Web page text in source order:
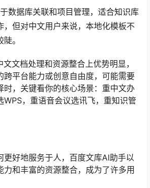
数据库关联和项目管理，适合知识库
，但对中文用户来说，本地化模板不
。
文档处理和资源整合上优势明显，
跨平台能力或创意自由度，可能需要
时，关键看你的核心场景：重中文办
WPS，重语音会议选讯飞，重知识管
更好地服务于人，百度文库AI助手以
力和丰富的资源整合，成为了许多用